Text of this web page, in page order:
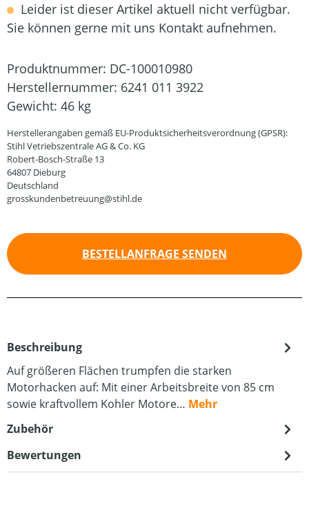
Leider ist dieser Artikel aktuell nicht verfügbar.
Sie können gerne mit uns Kontakt aufnehmen.
Produktnummer: DC-100010980
Herstellernummer: 6241 011 3922
Gewicht: 46 kg
Herstellerangaben gemäß EU-Produktsicherheitsverordnung (GPSR):
Stihl Vetriebszentrale AG & Co. KG
Robert-Bosch-Straße 13
64807 Dieburg
Deutschland
grosskundenbetreuung@stihl.de
BESTELLANFRAGE SENDEN
Beschreibung
Auf größeren Flächen trumpfen die starken
Motorhacken auf: Mit einer Arbeitsbreite von 85 cm
sowie kraftvollem Kohler Motore… Mehr
Zubehör
Bewertungen